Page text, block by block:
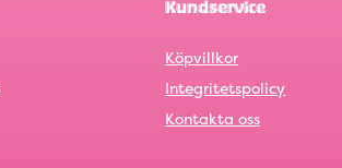
Kundservice
Köpvillkor
Integritetspolicy
Kontakta oss